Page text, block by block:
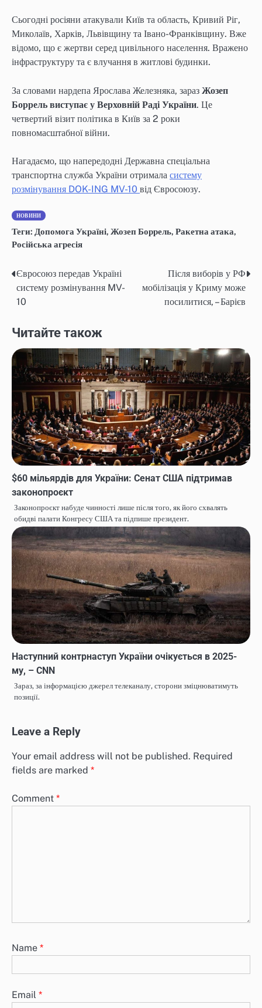
Сьогодні росіяни атакували Київ та область, Кривий Ріг,
Миколаїв, Харків, Львівщину та Івано-Франківщину. Вже
відомо, що є жертви серед цивільного населення. Вражено
інфраструктуру та є влучання в житлові будинки.
За словами нардепа Ярослава Железняка, зараз Жозеп
Боррель виступає у Верховній Раді України. Це
четвертий візит політика в Київ за 2 роки
повномасштабної війни.
Нагадаємо, що напередодні Державна спеціальна
транспортна служба України отримала систему
розмінування DOK-ING MV-10 від Євросоюзу.
НОВИНИ
Теги: Допомога Україні, Жозеп Боррель, Ракетна атака,
Російська агресія
Post
navigation
Євросоюз передав Україні
систему розмінування MV-
10
Після виборів у РФ
мобілізація у Криму може
посилитися, – Барієв
Читайте також
$60 мільярдів для України: Сенат США підтримав
законопроєкт
Законопроєкт набуде чинності лише після того, як його схвалять
обидві палати Конгресу США та підпише президент.
Наступний контрнаступ України очікується в 2025-
му, – CNN
Зараз, за інформацією джерел телеканалу, сторони зміцнюватимуть
позиції.
Leave a Reply
Your email address will not be published. Required
fields are marked *
Comment *
Name *
Email *